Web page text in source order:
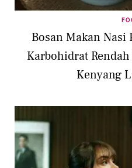
Bosan Makan
Karbohidrat
Kenyang